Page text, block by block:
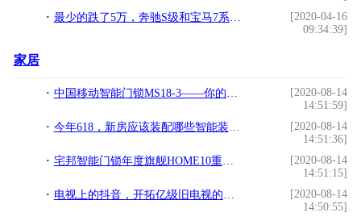
最少的跌了5万，奔驰S级和宝马7系、奥迪A8选谁更有面儿？
[2020-04-16
09:34:39]
家居
中国移动智能门锁MS18-3——你的私人安全管家
[2020-08-14
14:51:59]
今年618，新房应该装配哪些智能装备？
[2020-08-14
14:51:36]
宅邦智能门锁年度旗舰HOME10重磅上市，智能生活由此开始
[2020-08-14
14:51:15]
电视上的抖音，开拓亿级旧电视的新流量疆域
[2020-08-14
14:50:55]